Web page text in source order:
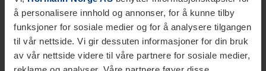
å personalisere innhold og annonser, for å kunne tilby
funksjoner for sosiale medier og for å analysere tilgangen
til vår nettside. Vi gir dessuten informasjoner for din bruk
av vår nettside videre til våre partnere for sosiale medier,